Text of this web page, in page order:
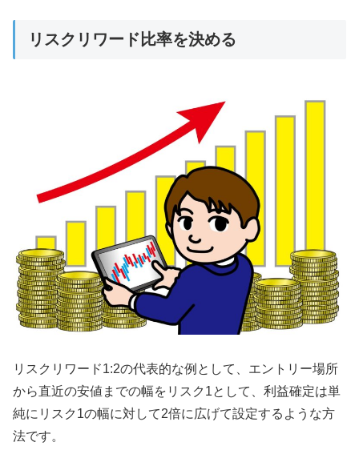
リスクリワード比率を決める
リスクリワード1:2の代表的な例として、エントリー場所
から直近の安値までの幅をリスク1として、利益確定は単
純にリスク1の幅に対して2倍に広げて設定するような方
法です。